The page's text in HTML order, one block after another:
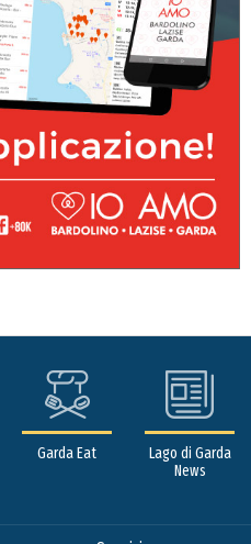
Garda Eat
Lago di Garda
News